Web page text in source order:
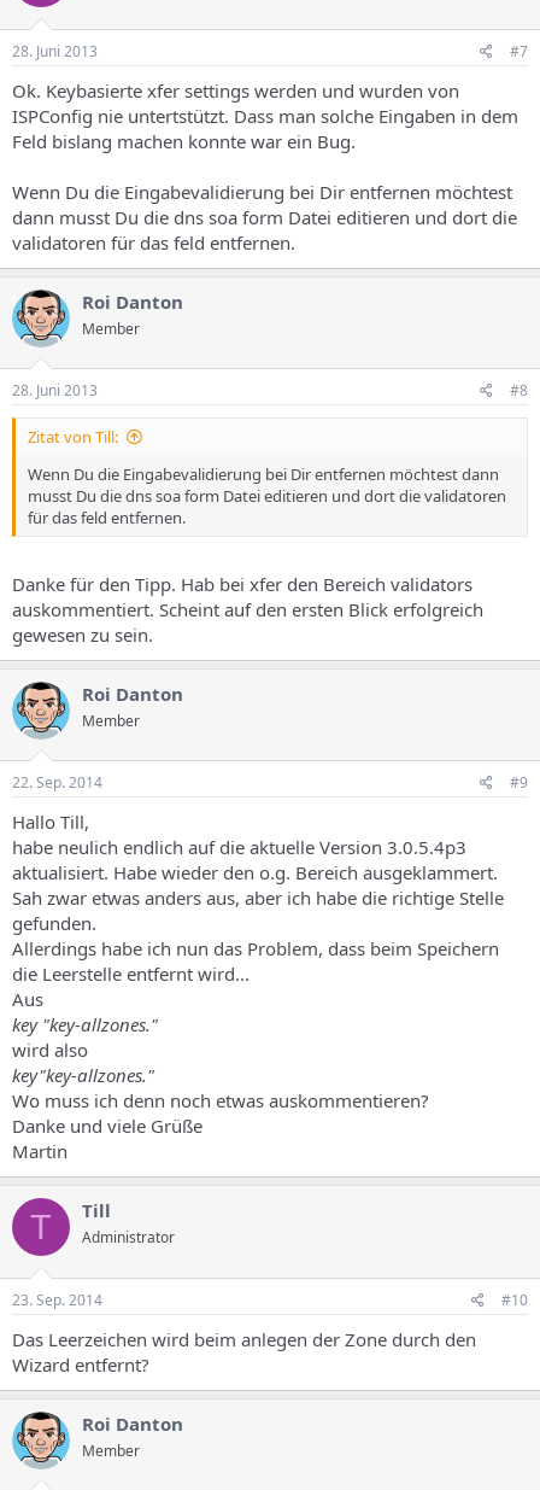
28. Juni 2013 #7
Ok. Keybasierte xfer settings werden und wurden von
ISPConfig nie untertstützt. Dass man solche Eingaben in dem
Feld bislang machen konnte war ein Bug.
Wenn Du die Eingabevalidierung bei Dir entfernen möchtest
dann musst Du die dns soa form Datei editieren und dort die
validatoren für das feld entfernen.
Roi Danton
Member
28. Juni 2013 #8
Zitat von Till:
Wenn Du die Eingabevalidierung bei Dir entfernen möchtest dann
musst Du die dns soa form Datei editieren und dort die validatoren
für das feld entfernen.
Danke für den Tipp. Hab bei xfer den Bereich validators
auskommentiert. Scheint auf den ersten Blick erfolgreich
gewesen zu sein.
Roi Danton
Member
22. Sep. 2014 #9
Hallo Till,
habe neulich endlich auf die aktuelle Version 3.0.5.4p3
aktualisiert. Habe wieder den o.g. Bereich ausgeklammert.
Sah zwar etwas anders aus, aber ich habe die richtige Stelle
gefunden.
Allerdings habe ich nun das Problem, dass beim Speichern
die Leerstelle entfernt wird...
Aus
key "key-allzones."
wird also
key"key-allzones."
Wo muss ich denn noch etwas auskommentieren?
Danke und viele Grüße
Martin
T Till
Administrator
23. Sep. 2014 #10
Das Leerzeichen wird beim anlegen der Zone durch den
Wizard entfernt?
Roi Danton
Member